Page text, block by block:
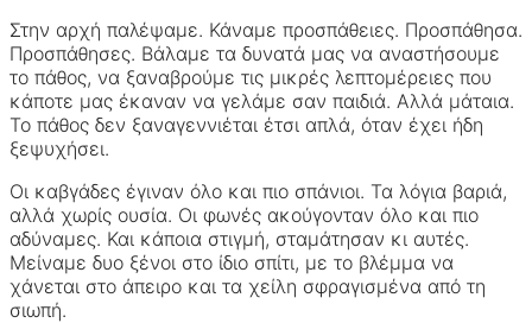
Στην αρχή παλέψαμε. Κάναμε προσπάθειες. Προσπάθησα.
Προσπάθησες. Βάλαμε τα δυνατά μας να αναστήσουμε
το πάθος, να ξαναβρούμε τις μικρές λεπτομέρειες που
κάποτε μας έκαναν να γελάμε σαν παιδιά. Αλλά μάταια.
Το πάθος δεν ξαναγεννιέται έτσι απλά, όταν έχει ήδη
ξεψυχήσει.
Οι καβγάδες έγιναν όλο και πιο σπάνιοι. Τα λόγια βαριά,
αλλά χωρίς ουσία. Οι φωνές ακούγονταν όλο και πιο
αδύναμες. Και κάποια στιγμή, σταμάτησαν κι αυτές.
Μείναμε δυο ξένοι στο ίδιο σπίτι, με το βλέμμα να
χάνεται στο άπειρο και τα χείλη σφραγισμένα από τη
σιωπή.